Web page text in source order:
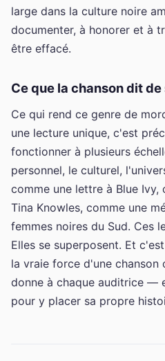
large dans la culture noire
documenter, à honorer et à
être effacé.
Ce que la chanson dit
Ce qui rend ce genre de
une lecture unique, c'est
fonctionner à plusieurs
personnel, le culturel,
comme une lettre à Blue Ivy,
Tina Knowles, comme une
femmes noires du Sud. Ces
Elles se superposent. Et
la vraie force d'une chanson
donne à chaque auditrice —
pour y placer sa propre